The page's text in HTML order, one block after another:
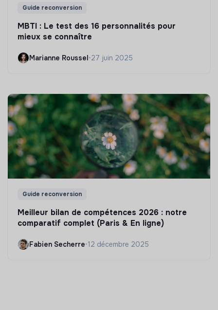
Guide reconversion
MBTI : Le test des 16 personnalités pour
mieux se connaître
Marianne Roussel•27 juin 2025
Guide reconversion
Meilleur bilan de compétences 2026 : notre
comparatif complet (Paris & En ligne)
Fabien Secherre•12 décembre 2025